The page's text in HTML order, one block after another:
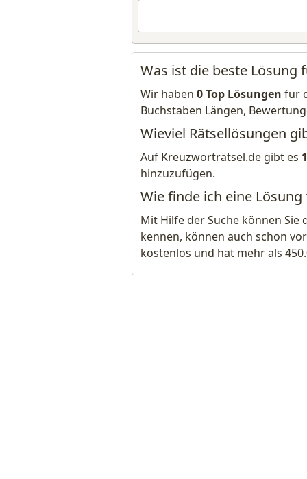
Was ist die beste Lösung
Wir haben 0 Top Lösungen für
Buchstaben Längen,
Wieviel Rätsellösungen
Auf Kreuzworträtsel.de gibt es
hinzuzufügen.
Wie finde ich eine
Mit Hilfe der Suche können Sie
kennen, können auch schon
kostenlos und hat mehr als